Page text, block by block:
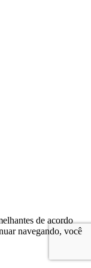
de acordo
navegando, você